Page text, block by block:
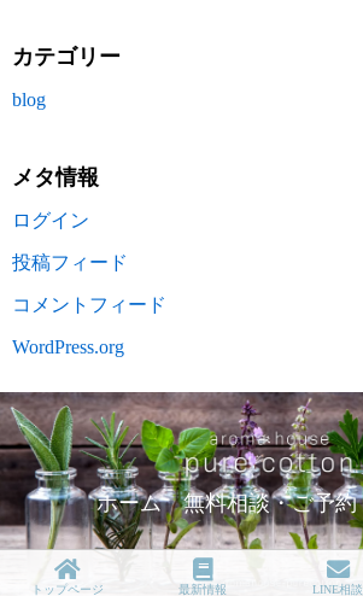
トップページ 最新情報 LINE相談
カテゴリー
blog
メタ情報
ログイン
投稿フィード
コメントフィード
WordPress.org
ホーム 無料相談・ご予約